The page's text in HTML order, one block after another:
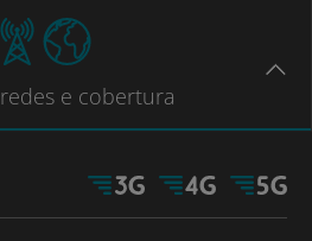
redes e cobertura